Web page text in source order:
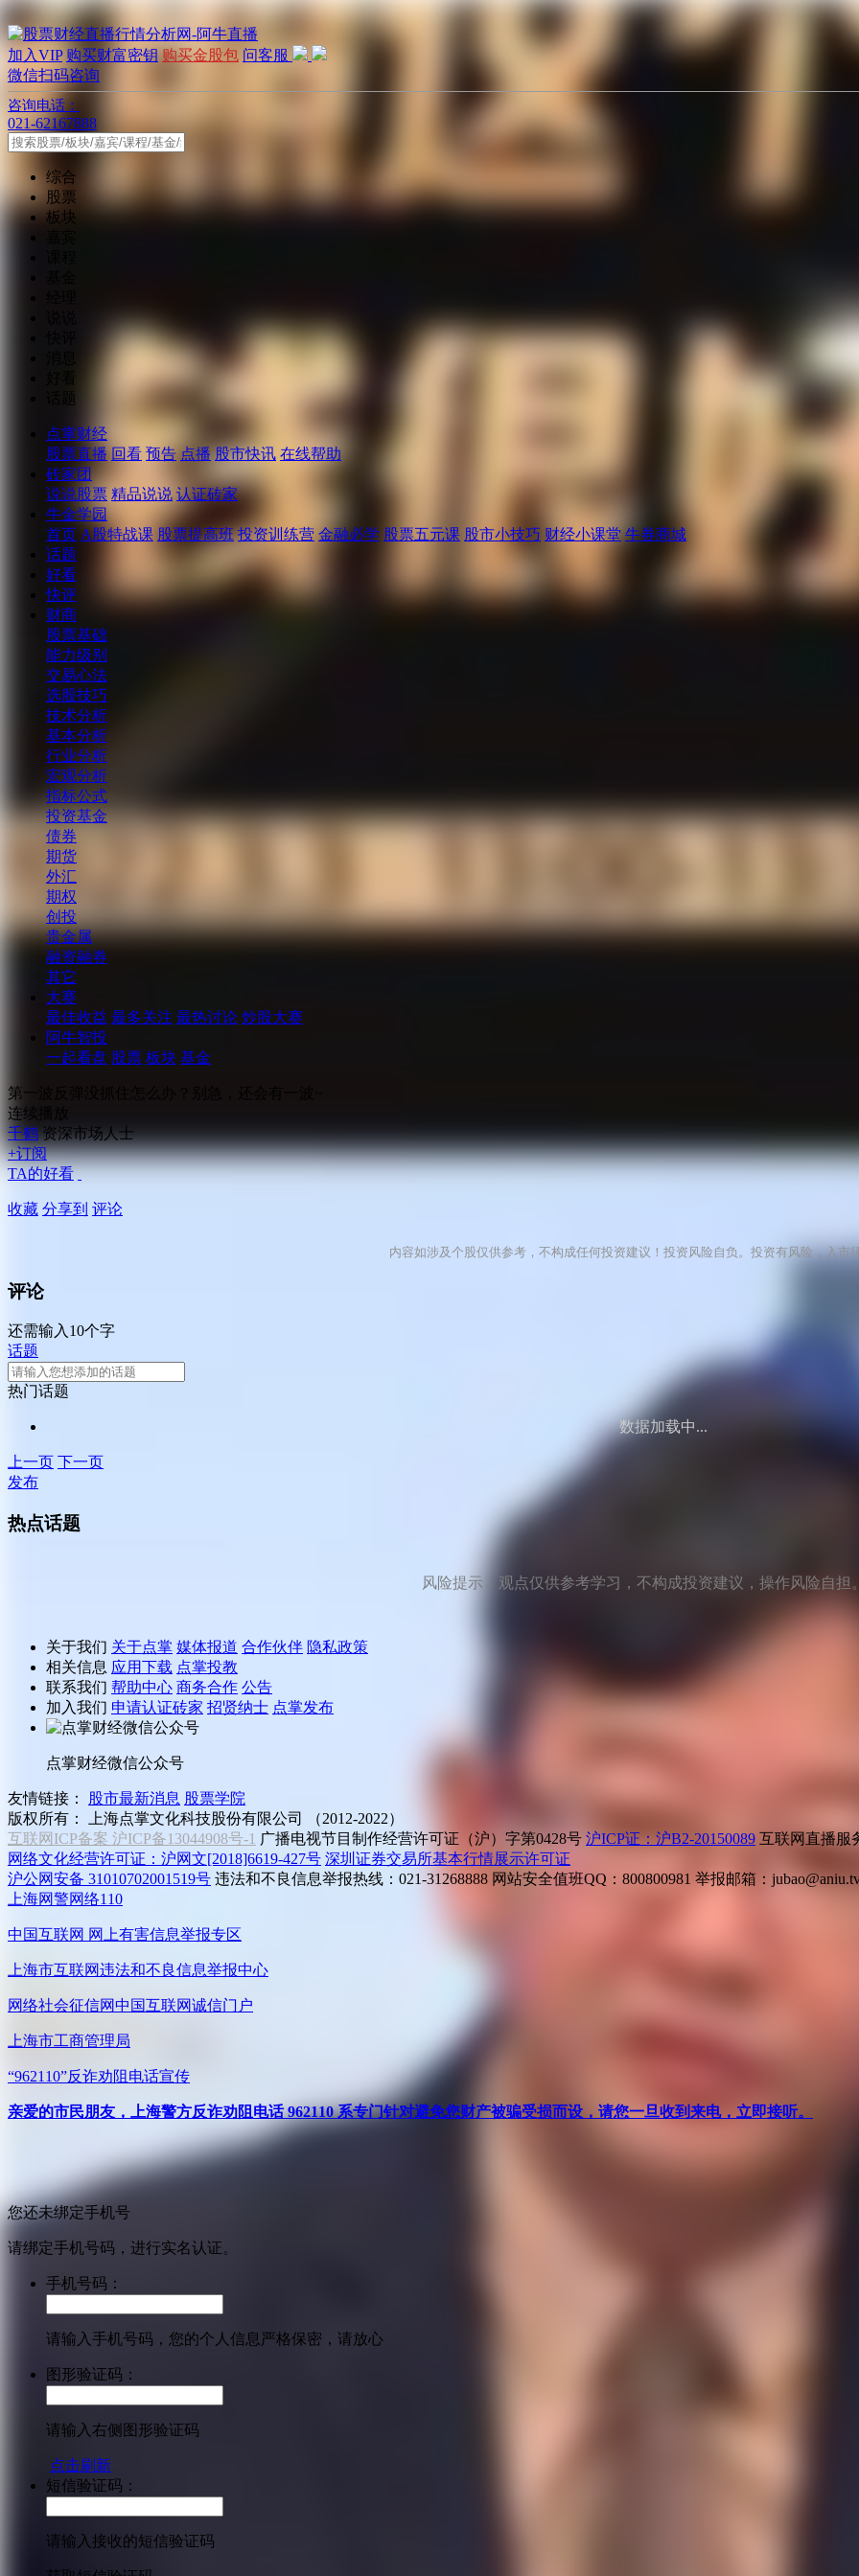
加入VIP 购买财富密钥 购买金股包 问客服
微信扫码咨询
咨询电话：
021-62167888
综合
股票
板块
话题
点掌财经
股票直播 回看 预告 点播 股市快讯 在线帮助
砖家团
说说股票 精品说说 认证砖家
牛金学园
首页 A股特战课 股票提高班 投资训练营 金融必学 股票五元课 股市小技巧 财经小课堂 牛券商城
话题
好看
快评
财商
股票基础
能力级别
交易心法
选股技巧
技术分析
基本分析
行业分析
宏观分析
指标公式
投资基金
债券
期货
外汇
期权
创投
贵金属
融资融券
其它
大赛
最佳收益 最多关注 最热讨论 炒股大赛
阿牛智投
一起看盘 股票 板块 基金
第一波反弹没抓住怎么办？别急，还会有一波~
连续播放
千鹤 资深市场人士
+订阅
TA的好看
收藏 分享到 评论
内容如涉及个股仅供参考，不构成任何投资建议！投资风险自负。投资有风险，入市
评论
还需输入10个字
话题
热门话题
数据加载中...
上一页 下一页
发布
热点话题
风险提示：观点仅供参考学习，不构成投资建议，操作风险自担
关于我们 关于点掌 媒体报道 合作伙伴 隐私政策
相关信息 应用下载 点掌投教
联系我们 帮助中心 商务合作 公告
加入我们 申请认证砖家 招贤纳士 点掌发布
点掌财经微信公众号
友情链接： 股市最新消息 股票学院
版权所有：
上海点掌文化科技股份有限公司 （2012-2022）
互联网ICP备案 沪ICP备13044908号-1 广播电视节目制作经营许可证（沪）字第0428号 沪ICP证：沪B2-20150089 互联网直播服
网络文化经营许可证：沪网文[2018]6619-427号 深圳证券交易所基本行情展示许可证
沪公网安备 31010702001519号 违法和不良信息举报热线：021-31268888 网站安全值班QQ：800800981 举报邮箱：
上海网警网络110
中国互联网 网上有害信息举报专区
上海市互联网违法和不良信息举报中心
网络社会征信网中国互联网诚信门户
上海市工商管理局
“962110”反诈劝阻电话宣传
亲爱的市民朋友，上海警方反诈劝阻电话 962110 系专门针对避免您财产被骗受损而设，请您一旦收到来电，立即接听。
您还未绑定手机号
请绑定手机号码，进行实名认证。
手机号码：
请输入手机号码，您的个人信息严格保密，请放心
图形验证码：
请输入右侧图形验证码
点击刷新
短信验证码：
请输入接收的短信验证码